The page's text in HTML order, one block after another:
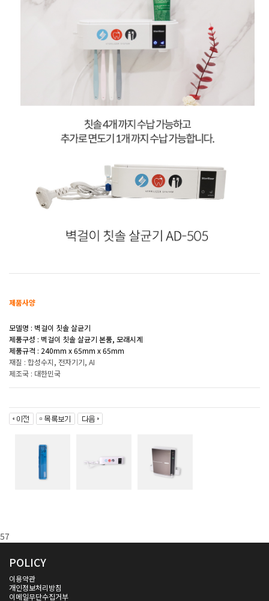
제품사양
모델명 : 벽걸이 칫솔 살균기
제품구성 : 벽걸이 칫솔 살균기 본품, 모래시계
제품규격 : 240mm x 65mm x 65mm
재질 : 합성수지, 전자기기, AI
제조국 : 대한민국
57
POLICY
이용약관
개인정보처리방침
이메일무단수집거부